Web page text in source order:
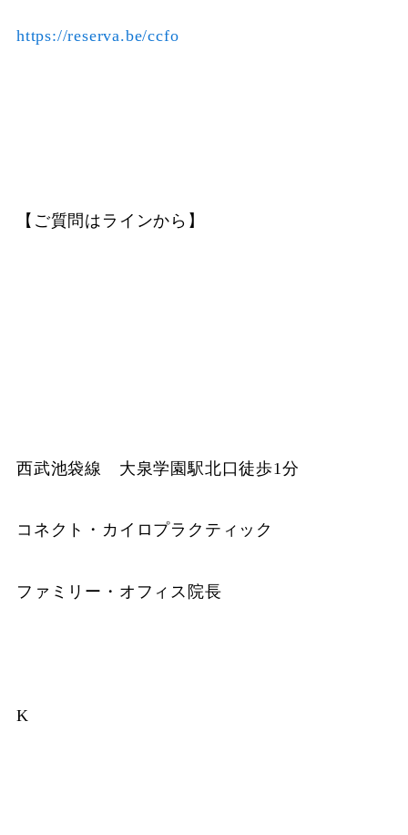
https://reserva.be/ccfo
【ご質問はラインから】
西武池袋線 大泉学園駅北口徒歩1分
コネクト・カイロプラクティック
ファミリー・オフィス院長
K